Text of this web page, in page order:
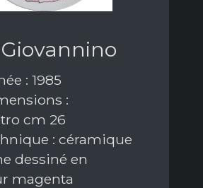
: 1985
:
cm 26
: céramique
dessiné en
magenta